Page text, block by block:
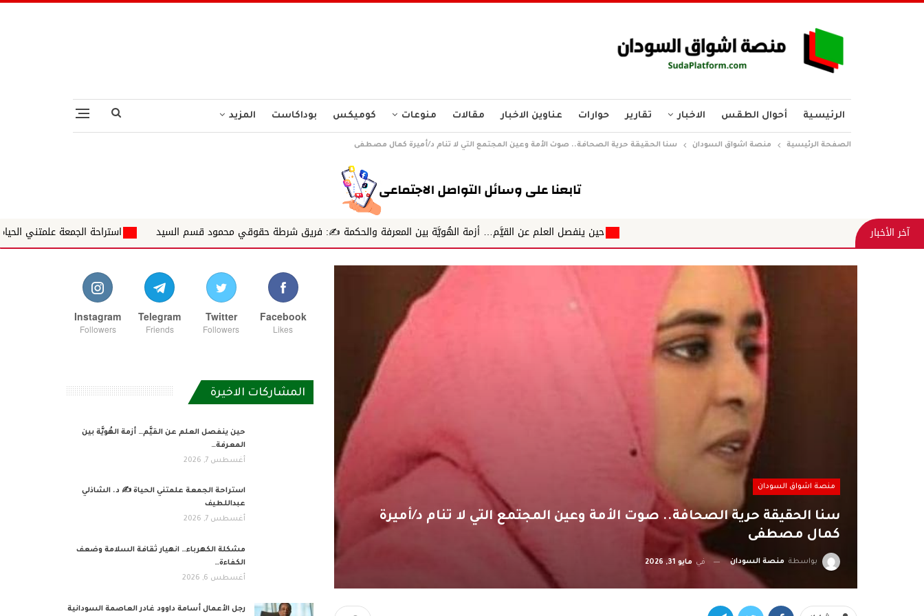
الرئيسية أحوال الطقس الاخبار تقارير حوارات عناوين الاخبار مقالات منوعات كوميكس بوداكاست المزيد
الصفحة الرئيسية منصة اشواق السودان سنا الحقيقة حرية الصحافة.. صوت الأمة وعين المجتمع التي لا تنام د/أميرة كمال مصطفى
آخر الأخبار حين ينفصل العلم عن القيَّم… أزمة الهُويَّة بين المعرفة والحكمة ✍️: فريق شرطة حقوقي محمود قسم السيد استراحة الجمعة علمتني الحياة ✍️ د. الشاذلي
منصة اشواق السودان
سنا الحقيقة حرية الصحافة.. صوت الأمة وعين المجتمع التي لا تنام د/أميرة
كمال مصطفى
بواسطة منصة السودان في مايو 31, 2026
Facebook
Likes
Twitter
Followers
Telegram
Friends
Instagram
Followers
المشاركات الاخيرة
حين ينفصل العلم عن القيَّم… أزمة الهُويَّة بين
المعرفة…
أغسطس 7, 2026
استراحة الجمعة علمتني الحياة ✍️ د. الشاذلي
عبداللطيف
أغسطس 7, 2026
مشكلة الكهرباء… انهيار ثقافة السلامة وضعف
الكفاءة…
أغسطس 6, 2026
رجل الأعمال أسامة داوود غادر العاصمة السودانية